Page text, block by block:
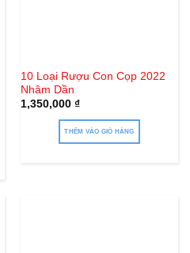
10 Loại Rượu Con Cọp 2022
Nhâm Dần
1,350,000 ₫
THÊM VÀO GIỎ HÀNG